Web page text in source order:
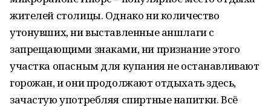
жителей столицы. Однако ни количество
утонувших, ни выставленные аншлаги с
запрещающими знаками, ни признание этого
участка опасным для купания не останавливают
горожан, и они продолжают отдыхать здесь,
зачастую употребляя спиртные напитки. Всё